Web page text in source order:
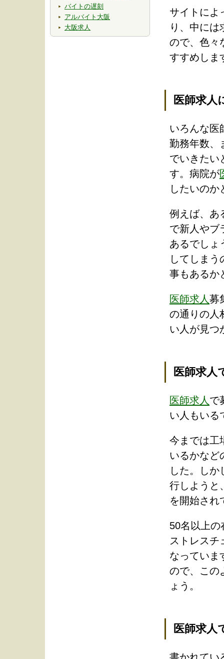
バイトの遅刻
アルバイト大阪
大阪求人
サイトによ
り、中に
ので、色々
すすめしま
医師求人
いろんな医
勤務年数、
でいきたい
す。病院が
したいのか
例えば、あ
で新人やブ
あるでしょ
してしま
事もあるか
医師求人募
の通りの人
い人が見つ
医師求人
医師求人 で
い人もいる
今までは工
いるかなど
した。し
行しようと
を開始され
50名以上の
ストレスチ
なっていま
ので、この
ょう。
医師求人